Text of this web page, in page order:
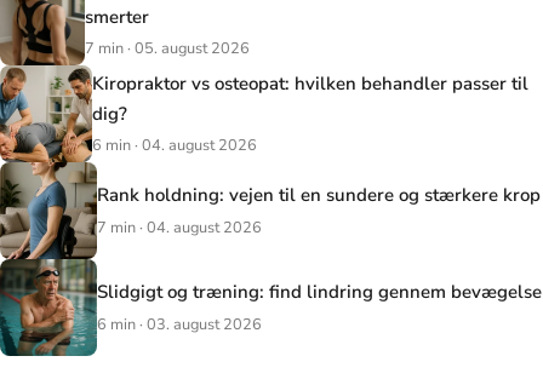
smerter
7 min · 05. august 2026
Kiropraktor vs osteopat: hvilken behandler passer til
dig?
6 min · 04. august 2026
Rank holdning: vejen til en sundere og stærkere krop
7 min · 04. august 2026
Slidgigt og træning: find lindring gennem bevægelse
6 min · 03. august 2026